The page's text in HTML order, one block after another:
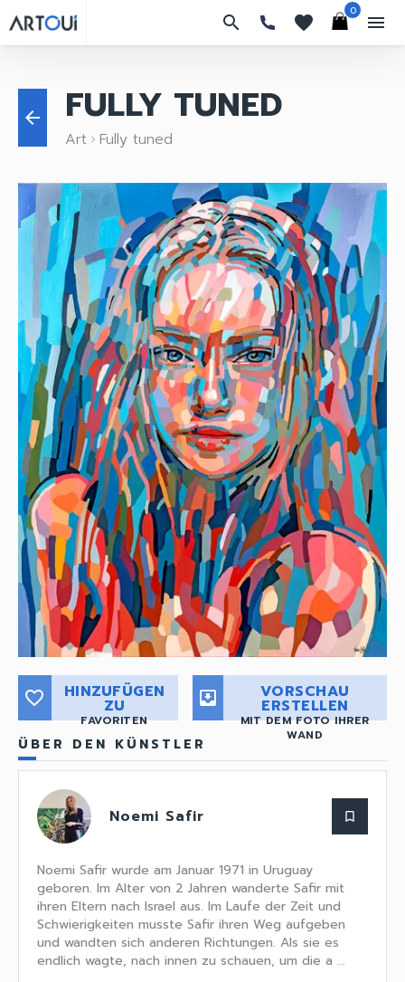
search favorites
0
menu
arrow_back FULLY TUNED
Art keyboard_arrow_right Fully tuned
favorite_border HINZUFÜGEN
ZU
FAVORITEN
move_to_inbox VORSCHAU
ERSTELLEN
MIT DEM FOTO IHRER
WAND
ÜBER DEN KÜNSTLER
Noemi Safir bookmark_border
Noemi Safir wurde am Januar 1971 in Uruguay
geboren. Im Alter von 2 Jahren wanderte Safir mit
ihren Eltern nach Israel aus. Im Laufe der Zeit und
Schwierigkeiten musste Safir ihren Weg aufgeben
und wandten sich anderen Richtungen. Als sie es
endlich wagte, nach innen zu schauen, um die a ...